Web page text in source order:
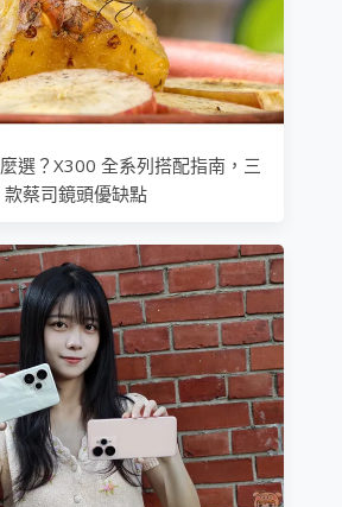
選？X300 全系列搭配指南，三
款蔡司鏡頭優缺點